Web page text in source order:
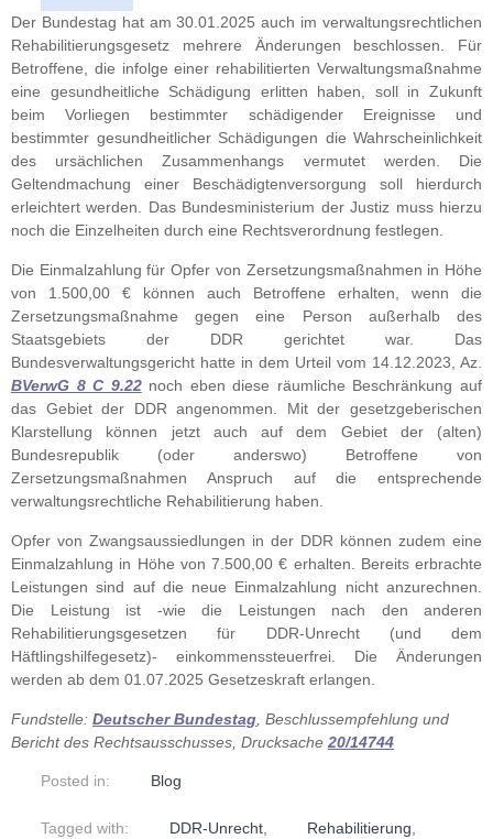
Der Bundestag hat am 30.01.2025 auch im verwaltungsrechtlichen
Rehabilitierungsgesetz mehrere Änderungen beschlossen. Für
Betroffene, die infolge einer rehabilitierten Verwaltungsmaßnahme
eine gesundheitliche Schädigung erlitten haben, soll in Zukunft
beim Vorliegen bestimmter schädigender Ereignisse und
bestimmter gesundheitlicher Schädigungen die Wahrscheinlichkeit
des ursächlichen Zusammenhangs vermutet werden. Die
Geltendmachung einer Beschädigtenversorgung soll hierdurch
erleichtert werden. Das Bundesministerium der Justiz muss hierzu
noch die Einzelheiten durch eine Rechtsverordnung festlegen.
Die Einmalzahlung für Opfer von Zersetzungsmaßnahmen in Höhe
von 1.500,00 € können auch Betroffene erhalten, wenn die
Zersetzungsmaßnahme gegen eine Person außerhalb des
Staatsgebiets der DDR gerichtet war. Das
Bundesverwaltungsgericht hatte in dem Urteil vom 14.12.2023, Az.
BVerwG 8 C 9.22noch eben diese räumliche Beschränkung auf
das Gebiet der DDR angenommen. Mit der gesetzgeberischen
Klarstellung können jetzt auch auf dem Gebiet der (alten)
Bundesrepublik (oder anderswo) Betroffene von
Zersetzungsmaßnahmen Anspruch auf die entsprechende
verwaltungsrechtliche Rehabilitierung haben.
Opfer von Zwangsaussiedlungen in der DDR können zudem eine
Einmalzahlung in Höhe von 7.500,00 € erhalten. Bereits erbrachte
Leistungen sind auf die neue Einmalzahlung nicht anzurechnen.
Die Leistung ist -wie die Leistungen nach den anderen
Rehabilitierungsgesetzen für DDR-Unrecht (und dem
Häftlingshilfegesetz)- einkommenssteuerfrei. Die Änderungen
werden ab dem 01.07.2025 Gesetzeskraft erlangen.
Fundstelle: Deutscher Bundestag , Beschlussempfehlung und
Bericht des Rechtsausschusses, Drucksache 20/14744
Posted in: Blog
Tagged with: DDR-Unrecht, Rehabilitierung,